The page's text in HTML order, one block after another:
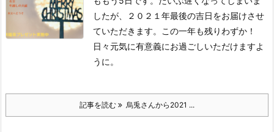
したが、２０２１年最後の吉日をお届けさせ
ていただきます。
この一年も残りわずか！
日々元気に有意義にお過ごしいただけますよ
うに。
記事を読む 烏兎さんから2021 ...